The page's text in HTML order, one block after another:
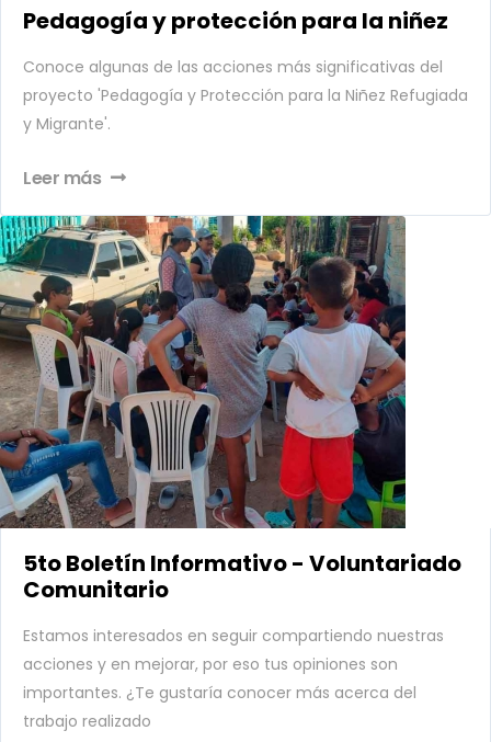
Pedagogía y protección para la niñez
Conoce algunas de las acciones más significativas del
proyecto 'Pedagogía y Protección para la Niñez Refugiada
y Migrante'.
Leer más
5to Boletín Informativo - Voluntariado
Comunitario
Estamos interesados en seguir compartiendo nuestras
acciones y en mejorar, por eso tus opiniones son
importantes. ¿Te gustaría conocer más acerca del
trabajo realizado